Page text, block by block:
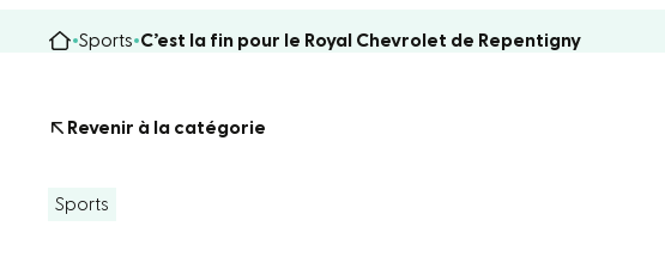
Sports C’est la fin pour le Royal Chevrolet de Repentigny
Revenir à la catégorie
Sports